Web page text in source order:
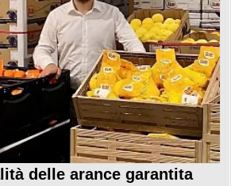
delle arance garantita